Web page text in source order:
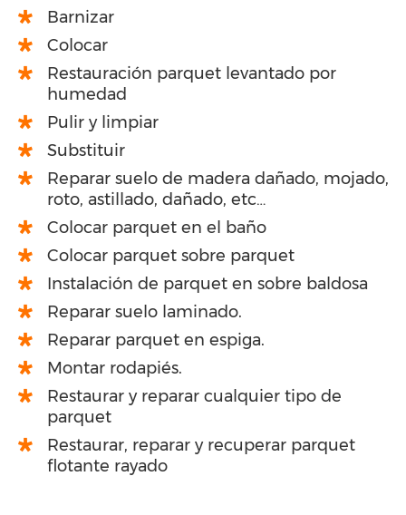
Barnizar
Colocar
Restauración parquet levantado por
humedad
Pulir y limpiar
Substituir
Reparar suelo de madera dañado, mojado,
roto, astillado, dañado, etc…
Colocar parquet en el baño
Colocar parquet sobre parquet
Instalación de parquet en sobre baldosa
Reparar suelo laminado.
Reparar parquet en espiga.
Montar rodapiés.
Restaurar y reparar cualquier tipo de
parquet
Restaurar, reparar y recuperar parquet
flotante rayado